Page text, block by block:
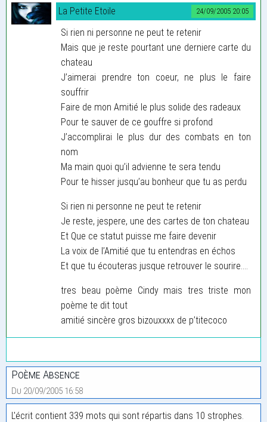
24/09/2005 20:05
La Petite Etoile
Si rien ni personne ne peut te retenir
Mais que je reste pourtant une derniere carte du
chateau
J’aimerai prendre ton coeur, ne plus le faire
souffrir
Faire de mon Amitié le plus solide des radeaux
Pour te sauver de ce gouffre si profond
J’accomplirai le plus dur des combats en ton
nom
Ma main quoi qu’il advienne te sera tendu
Pour te hisser jusqu’au bonheur que tu as perdu
Si rien ni personne ne peut te retenir
Je reste, jespere, une des cartes de ton chateau
Et Que ce statut puisse me faire devenir
La voix de l’Amitié que tu entendras en échos
Et que tu écouteras jusque retrouver le sourire....
tres beau poème Cindy mais tres triste mon
poème te dit tout
amitié sincère gros bizouxxxx de p’titecoco
Poème Absence
Du 20/09/2005 16:58
L'écrit contient 339 mots qui sont répartis dans 10 strophes.